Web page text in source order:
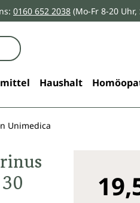
0160 652 2038 (Mo-Fr 8-20 Uhr,
Haushalt
Unimedica